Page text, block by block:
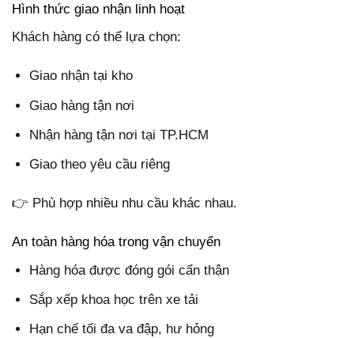
Hình thức giao nhận linh hoạt
Khách hàng có thể lựa chọn:
Giao nhận tại kho
Giao hàng tận nơi
Nhận hàng tận nơi tại TP.HCM
Giao theo yêu cầu riêng
👉 Phù hợp nhiều nhu cầu khác nhau.
An toàn hàng hóa trong vận chuyển
Hàng hóa được đóng gói cẩn thận
Sắp xếp khoa học trên xe tải
Hạn chế tối đa va đập, hư hỏng